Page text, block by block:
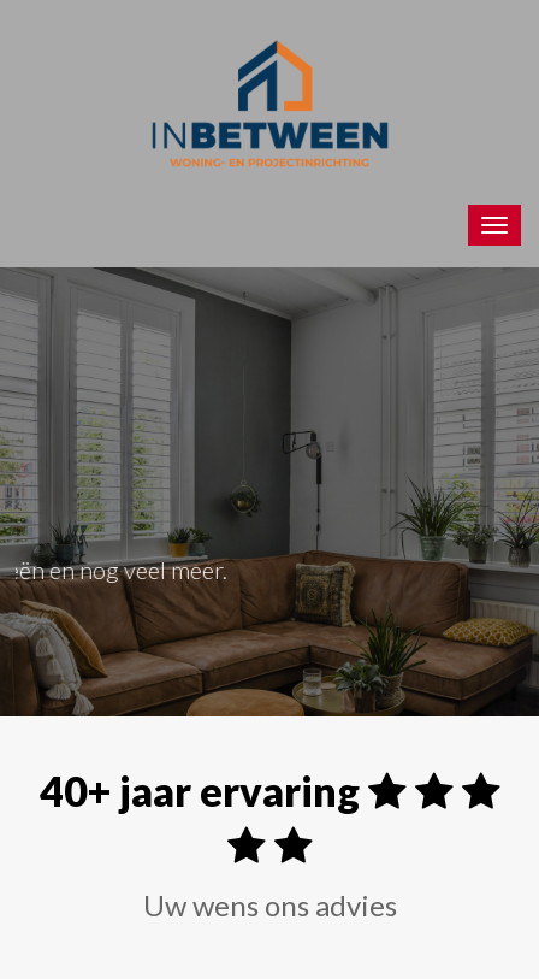
Raamdecoraties
Alle soorten raamdecoraties zoals shutters,
40+ jaar ervaring
Uw wens ons advies